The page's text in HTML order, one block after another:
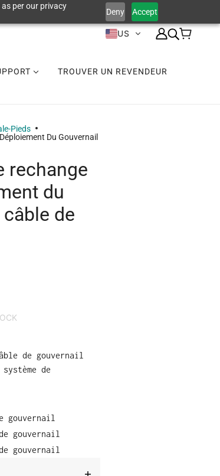
per our privacy
Deny Accept
US
TROUVER UN REVENDEUR
Pieds
Du Gouvernail
rechange
du
de
de gouvernail
de
gouvernail
gouvernail
gouvernail